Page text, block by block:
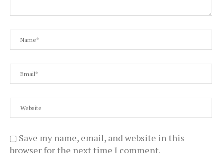
Save my name, email, and website in this
browser for the next time I comment.